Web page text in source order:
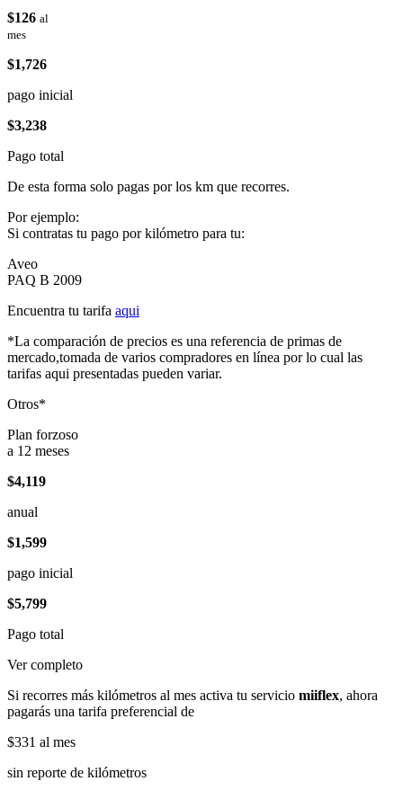
$126 al
mes
$1,726
pago inicial
$3,238
Pago total
De esta forma solo pagas por los km que recorres.
Por ejemplo:
Si contratas tu pago por kilómetro para tu:
Aveo
PAQ B 2009
Encuentra tu tarifa aqui
*La comparación de precios es una referencia de primas de
mercado,tomada de varios compradores en línea por lo cual las
tarifas aqui presentadas pueden variar.
Otros*
Plan forzoso
a 12 meses
$4,119
anual
$1,599
pago inicial
$5,799
Pago total
Ver completo
Si recorres más kilómetros al mes activa tu servicio miiflex, ahora
pagarás una tarifa preferencial de
$331 al mes
sin reporte de kilómetros